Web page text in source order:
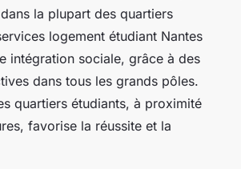
la plupart des quartiers
logement étudiant Nantes
intégration sociale, grâce à des
dans tous les grands pôles.
quartiers étudiants, à proximité
favorise la réussite et la